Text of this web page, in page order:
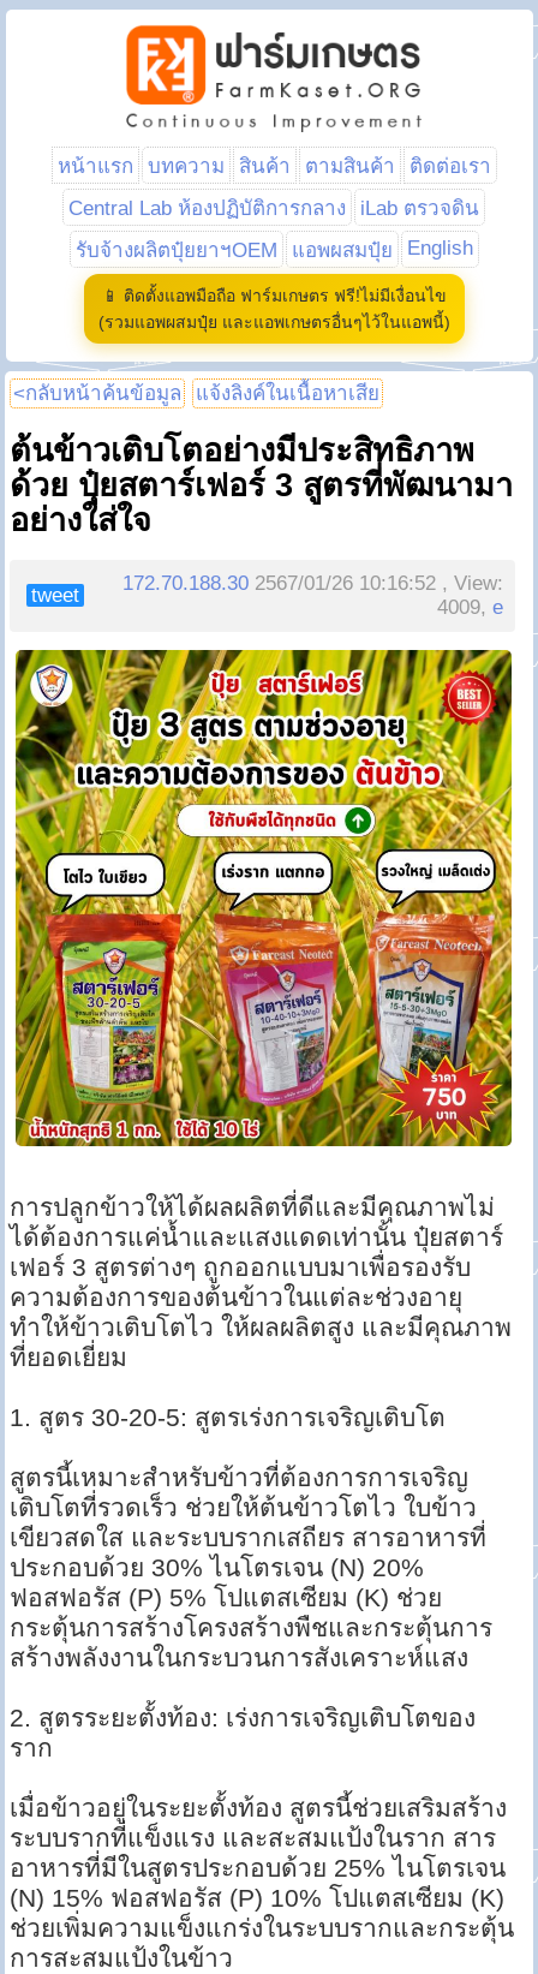
หน้าแรก บทความ สินค้า ตามสินค้า
ติดต่อเรา
Central Lab ห้องปฏิบัติการกลาง
iLab ตรวจดิน
รับจ้างผลิตปุ๋ยยาฯOEM
แอพผสมปุ๋ย English
📱 ติดตั้งแอพมือถือ ฟาร์มเกษตร ฟรี!ไม่มีเงื่อนไข
(รวมแอพผสมปุ๋ย และแอพเกษตรอื่นๆไว้ในแอพนี้)
<กลับหน้าค้นข้อมูล แจ้งลิงค์ในเนื้อหาเสีย
ต้นข้าวเติบโตอย่างมีประสิทธิภาพ
ด้วย ปุ๋ยสตาร์เฟอร์ 3 สูตรที่พัฒนามา
อย่างใส่ใจ
tweet
172.70.188.30 2567/01/26 10:16:52 , View:
4009,e
การปลูกข้าวให้ได้ผลผลิตที่ดีและมีคุณภาพไม่
ได้ต้องการแค่น้ำและแสงแดดเท่านั้น ปุ๋ยสตาร์
เฟอร์ 3 สูตรต่างๆ ถูกออกแบบมาเพื่อรองรับ
ความต้องการของต้นข้าวในแต่ละช่วงอายุ
ทำให้ข้าวเติบโตไว ให้ผลผลิตสูง และมีคุณภาพ
ที่ยอดเยี่ยม
1. สูตร 30-20-5: สูตรเร่งการเจริญเติบโต
สูตรนี้เหมาะสำหรับข้าวที่ต้องการการเจริญ
เติบโตที่รวดเร็ว ช่วยให้ต้นข้าวโตไว ใบข้าว
เขียวสดใส และระบบรากเสถียร สารอาหารที่
ประกอบด้วย 30% ไนโตรเจน (N) 20%
ฟอสฟอรัส (P) 5% โปแตสเซียม (K) ช่วย
กระตุ้นการสร้างโครงสร้างพืชและกระตุ้นการ
สร้างพลังงานในกระบวนการสังเคราะห์แสง
2. สูตรระยะตั้งท้อง: เร่งการเจริญเติบโตของ
ราก
เมื่อข้าวอยู่ในระยะตั้งท้อง สูตรนี้ช่วยเสริมสร้าง
ระบบรากที่แข็งแรง และสะสมแป้งในราก สาร
อาหารที่มีในสูตรประกอบด้วย 25% ไนโตรเจน
(N) 15% ฟอสฟอรัส (P) 10% โปแตสเซียม (K)
ช่วยเพิ่มความแข็งแกร่งในระบบรากและกระตุ้น
การสะสมแป้งในข้าว